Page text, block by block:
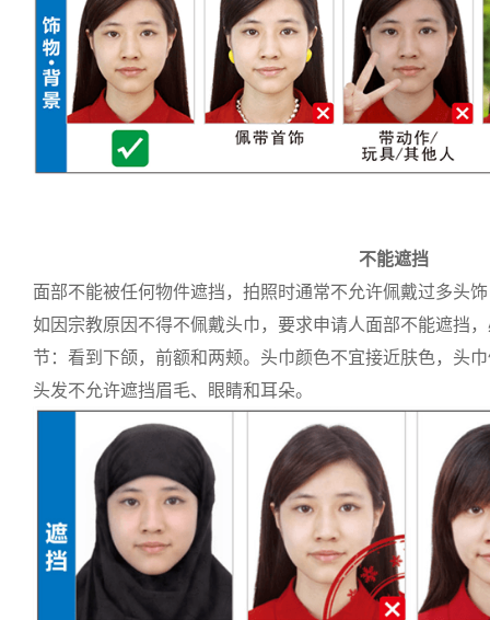
不能遮挡
面部不能被任何物件遮挡，拍照时通常不允许佩戴过多头
如因宗教原因不得不佩戴头巾，要求申请人面部不能遮挡
节：看到下颌，前额和两颊。头巾颜色不宜接近肤色，头
头发不允许遮挡眉毛、眼睛和耳朵。